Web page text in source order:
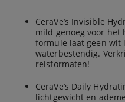
CeraVe’s Invisible
mild genoeg voor het
formule laat geen wit
waterbestendig.
reisformaten!
CeraVe’s Daily
lichtgewicht en